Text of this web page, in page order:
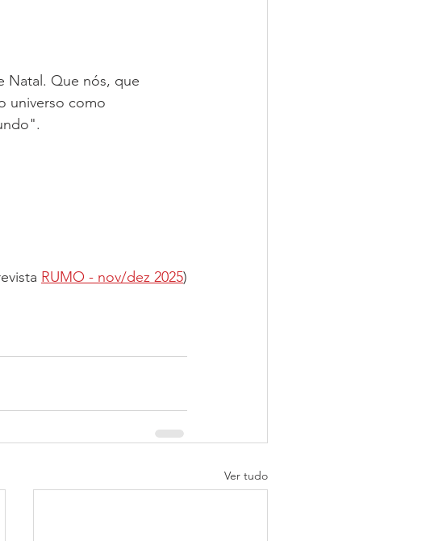
Natal. Que nós, que
universo como
RUMO - nov/dez 2025)
Ver tudo